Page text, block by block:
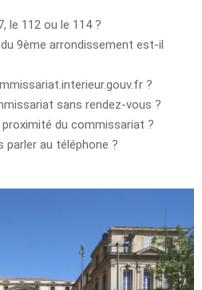
le 112 ou le 114 ?
9ème arrondissement est-il
?
sans rendez-vous ?
du commissariat ?
parler au téléphone ?